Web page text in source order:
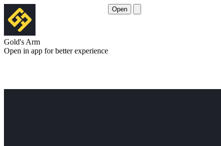
Gold's Arm
Open in app for better experience
Open